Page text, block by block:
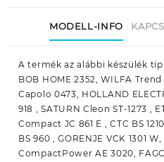
PORZSÁK
mennyiség
MODELL-INFO
A termék az alábbi készülék
BOB HOME 2352, WILFA
Capolo 0473, HOLLAND
918 , SATURN Cleon ST-1273 ,
Compact JC 861 E , CTC BS
BS 960 , GORENJE VCK 1301
CompactPower AE 3020,